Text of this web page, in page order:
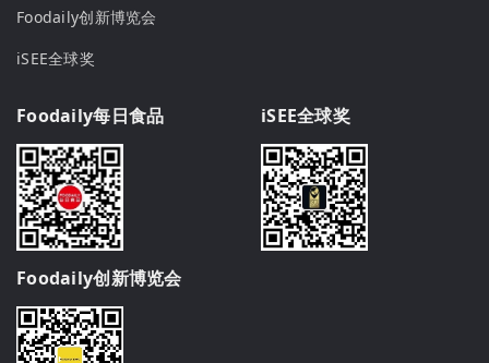
Foodaily创新博览会
iSEE全球奖
Foodaily每日食品 iSEE全球奖
Foodaily创新博览会